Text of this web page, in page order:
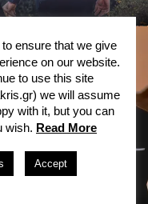
ensure that we give
on our website.
to use this site
we will assume
with it, but you can
wish. Read More
Accept